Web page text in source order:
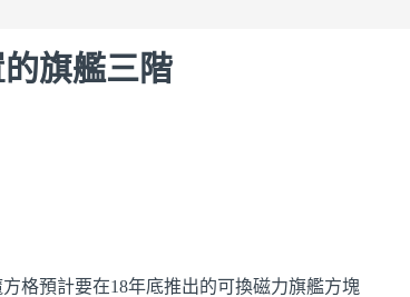
旗艦三階
格預計要在18年底推出的可換磁力旗艦方塊